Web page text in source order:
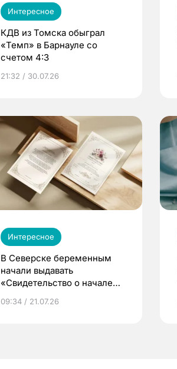
Интересное
КДВ из Томска обыграл
«Темп» в Барнауле со
счетом 4:3
21:32 / 30.07.26
Интересное
В Северске беременным
начали выдавать
«Свидетельство о начале
09:34 / 21.07.26